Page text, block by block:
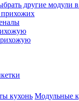
другие модули
кухонь Модульные